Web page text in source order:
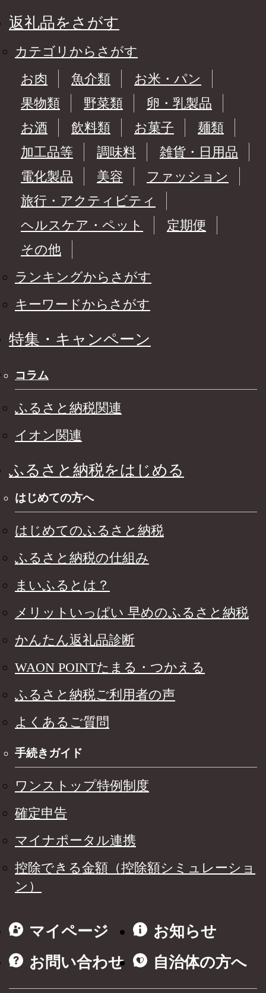
返礼品をさがす
カテゴリからさがす
お肉
魚介類
お米・パン
果物類
野菜類
卵・乳製品
お酒
飲料類 お菓子
麺類
加工品等
調味料
雑貨・日用品
電化製品
美容
ファッション
旅行・アクティビティ
ヘルスケア・ペット
定期便
その他
ランキングからさがす
キーワードからさがす
特集・キャンペーン
コラム
ふるさと納税関連
イオン関連
ふるさと納税をはじめる
はじめての方へ
はじめてのふるさと納税
ふるさと納税の仕組み
まいふるとは？
メリットいっぱい 早めのふるさと納税
かんたん返礼品診断
WAON POINTたまる・つかえる
ふるさと納税ご利用者の声
よくあるご質問
手続きガイド
ワンストップ特例制度
確定申告
マイナポータル連携
控除できる金額（控除額シミュレーショ
ン）
マイページ
お知らせ
お問い合わせ
自治体の方へ